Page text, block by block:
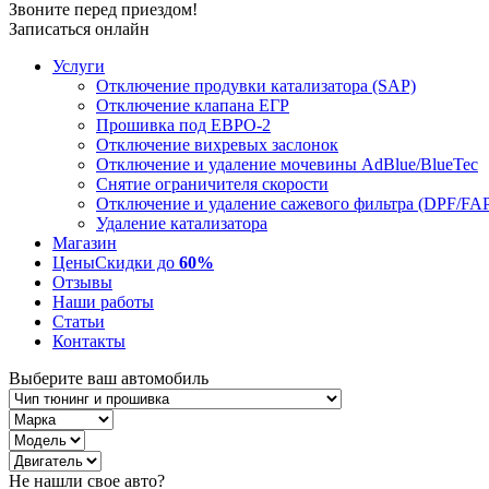
Звоните перед приездом!
Записаться онлайн
Услуги
Отключение продувки катализатора (SAP)
Отключение клапана ЕГР
Прошивка под ЕВРО-2
Отключение вихревых заслонок
Отключение и удаление мочевины AdBlue/BlueTec
Снятие ограничителя скорости
Отключение и удаление сажевого фильтра (DPF/
Удаление катализатора
Магазин
ЦеныСкидки до 60%
Отзывы
Наши работы
Статьи
Контакты
Выберите ваш автомобиль
Не нашли свое авто?